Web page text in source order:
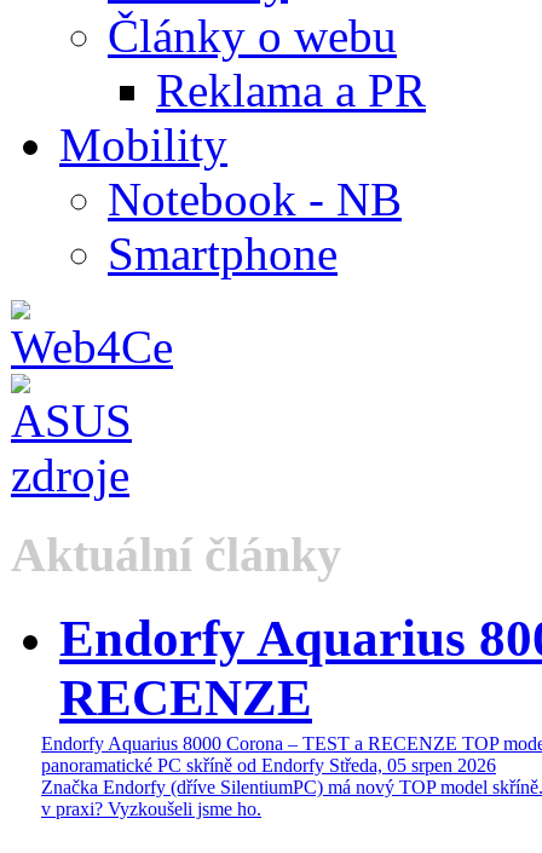
Články o webu
Reklama a PR
Mobility
Notebook - NB
Smartphone
Aktuální články
Endorfy Aquarius
RECENZE
Endorfy Aquarius 8000 Corona – TEST a RECENZE TOP
panoramatické PC skříně od Endorfy Středa, 05 srpen 2026
Značka Endorfy (dříve SilentiumPC) má nový TOP model
v praxi? Vyzkoušeli jsme ho.